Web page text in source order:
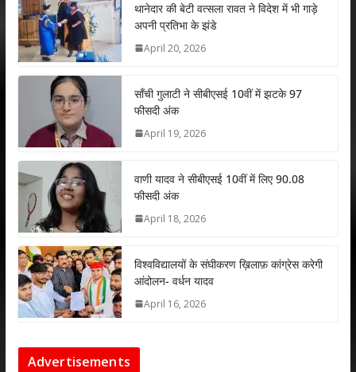
s
A
p
p
b
o
o
er e
dI
l e
थानेदार की बेटी वत्सला रावत ने विदेश में भी गाड़े
अपनी प्रतिभा के झंडे
April 20, 2026
साँची गुलाटी ने सीबीएसई 10वीं में झटके 97
फीसदी अंक
April 19, 2026
वाणी यादव ने सीबीएसई 10वीं में लिए 90.08
फीसदी अंक
April 18, 2026
विश्वविद्यालयों के संघीकरण ख़िलाफ़ कांग्रेस करेगी
आंदोलन- वर्धन यादव
April 16, 2026
Advertisements